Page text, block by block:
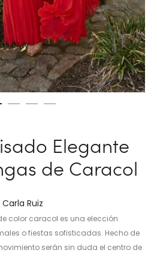
Elegante
de Caracol
Carla Ruiz
color caracol es una elección
o fiestas sofisticadas. Hecho de
serán sin duda el centro de